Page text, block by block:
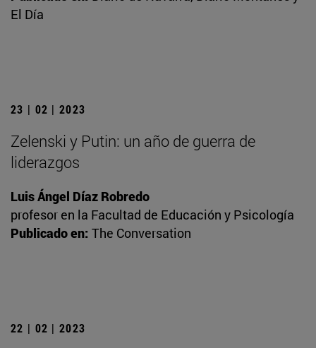
El Día
23 | 02 | 2023
Zelenski y Putin: un año de guerra de
liderazgos
Luis Ángel Díaz Robredo
profesor en la Facultad de Educación y Psicología
Publicado en: The Conversation
22 | 02 | 2023